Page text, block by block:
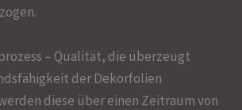
– Qualität, die überzeugt
der Dekorfolien
diese über einen Zeitraum von